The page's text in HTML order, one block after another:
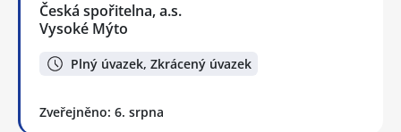
Česká spořitelna, a.s.
Vysoké Mýto
Plný úvazek, Zkrácený úvazek
Zveřejněno: 6. srpna